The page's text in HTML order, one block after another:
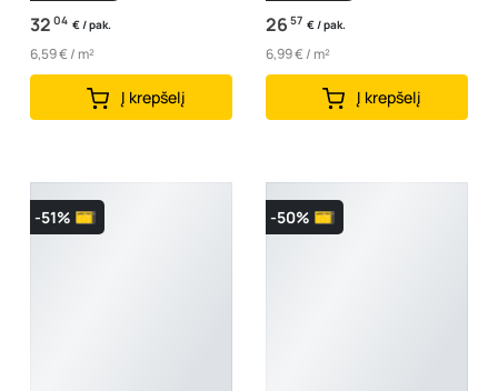
32 04 € / pak.
6,59 € / m²
Į krepšelį
26 57 € / pak.
6,99 € / m²
Į krepšelį
-51% -50%